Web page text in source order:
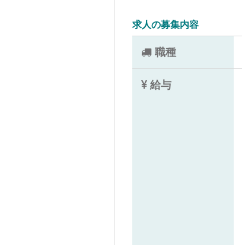
求人の募集内容
職種
給与